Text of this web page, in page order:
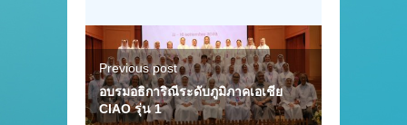
Previous post
อบรมอธิการิณีระดับภูมิภาคเอเชีย
CIAO รุ่น 1